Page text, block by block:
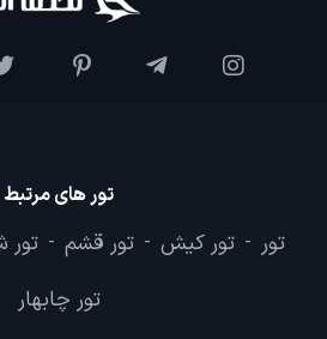
تور های مرتبط
تور - تور کیش - تور قشم - تور
تور چابهار